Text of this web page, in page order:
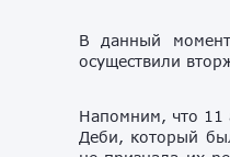
В данный
осуществили
Напомним, что 11
Деби, который